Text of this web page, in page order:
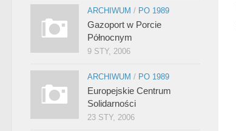
ARCHIWUM / PO 1989
Gazoport w Porcie
Północnym
9 STY, 2006
ARCHIWUM / PO 1989
Europejskie Centrum
Solidarności
23 STY, 2006